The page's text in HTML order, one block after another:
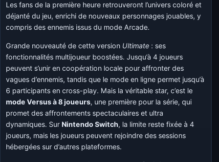
Les fans de la première heure retrouveront l’univers coloré et
déjanté du jeu, enrichi de nouveaux personnages jouables, y
compris des ennemis issus du mode Arcade.
Grande nouveauté de cette version Ultimate : ses
fonctionnalités multijoueur boostées. Jusqu’à 4 joueurs
peuvent s’unir en coopération locale pour affronter des
vagues d’ennemis, tandis que le mode en ligne permet jusqu’à
6 participants en cross-play. Mais la véritable star, c’est le
mode Versus à 8 joueurs, une première pour la série, qui
promet des affrontements spectaculaires et ultra
dynamiques. Sur Nintendo Switch, la limite reste fixée à 4
joueurs, mais les joueurs peuvent rejoindre des sessions
hébergées sur d’autres plateformes.